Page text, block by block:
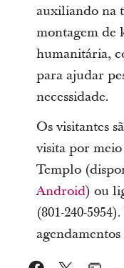
auxiliando na
montagem de
humanitária,
para ajudar
necessidade.
Os visitantes
visita por
Templo
Android) ou
(801-240-